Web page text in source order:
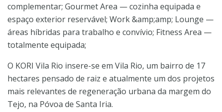
complementar; Gourmet Area — cozinha equipada e
espaço exterior reservável; Work &amp;amp; Lounge —
áreas híbridas para trabalho e convívio; Fitness Area —
totalmente equipada;
O KORI Vila Rio insere-se em Vila Rio, um bairro de 17
hectares pensado de raiz e atualmente um dos projetos
mais relevantes de regeneração urbana da margem do
Tejo, na Póvoa de Santa Iria.